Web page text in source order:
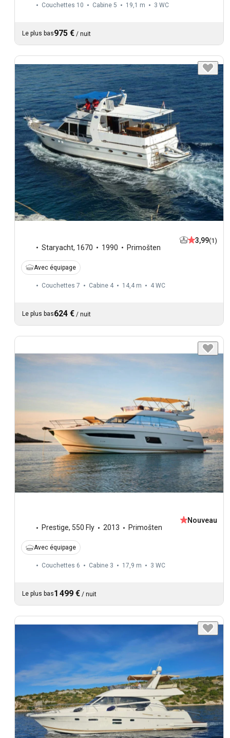
Couchettes 10 Cabine 5 19,1 m 3 WC
Le plus bas975 € / nuit
Staryacht, 1670 1990 Primošten
3,99(1)
Avec équipage
Couchettes 7 Cabine 4 14,4 m 4 WC
Le plus bas624 € / nuit
Prestige, 550 Fly 2013 Primošten
Nouveau
Avec équipage
Couchettes 6 Cabine 3 17,9 m 3 WC
Le plus bas1 499 € / nuit